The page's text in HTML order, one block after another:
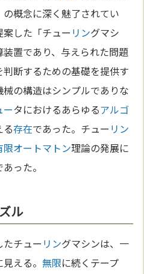
概念に深く魅了されてい
案した「チュー リングマシ
置であり、与えられた問題
断するための基礎を提供す
の構造はシンプルでありな
ータにおけるあらゆるアルゴ
る存在であった。チュー リン
限オートマトン理論の発展に
った。
ル
チュー リングマシンは、一
見える。無限に続くテープ